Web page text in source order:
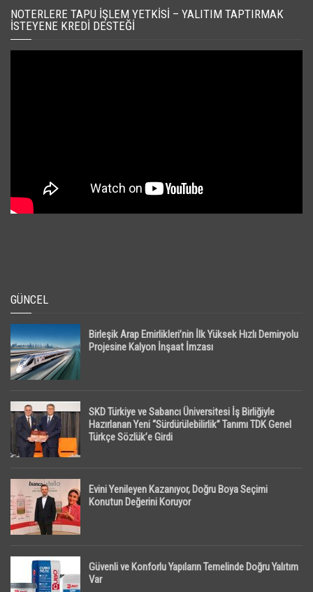
NOTERLERE TAPU İŞLEM YETKISI – YALITIM TAPTIRMAK
İSTEYENE KREDI DESTEĞI
GÜNCEL
Birleşik Arap Emirlikleri’nin İlk Yüksek Hızlı Demiryolu
Projesine Kalyon İnşaat İmzası
SKD Türkiye ve Sabancı Üniversitesi İş Birliğiyle
Hazırlanan Yeni “Sürdürülebilirlik” Tanımı TDK Genel
Türkçe Sözlük’e Girdi
Evini Yenileyen Kazanıyor, Doğru Boya Seçimi
Konutun Değerini Koruyor
Güvenli ve Konforlu Yapıların Temelinde Doğru Yalıtım
Var